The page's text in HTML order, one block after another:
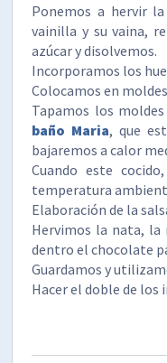
Ponemos a hervir
vainilla y su vaina,
azúcar y disolvemos.
Incorporamos los
Colocamos en
Tapamos los
baño Maria, que
bajaremos a calor
Cuando este
temperatura
Elaboración de la
Hervimos la nata, la
dentro el chocolate
Guardamos y
Hacer el doble de